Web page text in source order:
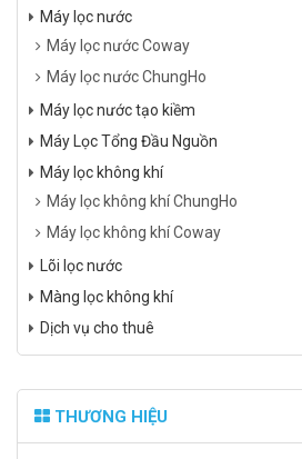
Máy lọc nước
Máy lọc nước Coway
Máy lọc nước ChungHo
Máy lọc nước tạo kiềm
Máy Lọc Tổng Đầu Nguồn
Máy lọc không khí
Máy lọc không khí ChungHo
Máy lọc không khí Coway
Lõi lọc nước
Màng lọc không khí
Dịch vụ cho thuê
THƯƠNG HIỆU